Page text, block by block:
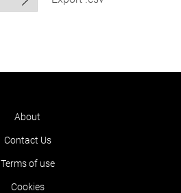
About
Contact Us
Terms of use
Cookies